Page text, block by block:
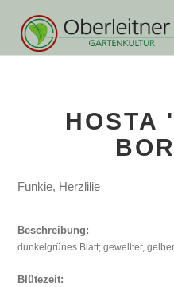
HOSTA
Funkie, Herzlilie
Beschreibung:
dunkelgrünes Blatt; gewellter,
Blütezeit: